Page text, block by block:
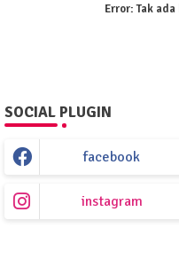
Error:Tak
SOCIAL PLUGIN
facebook
instagram